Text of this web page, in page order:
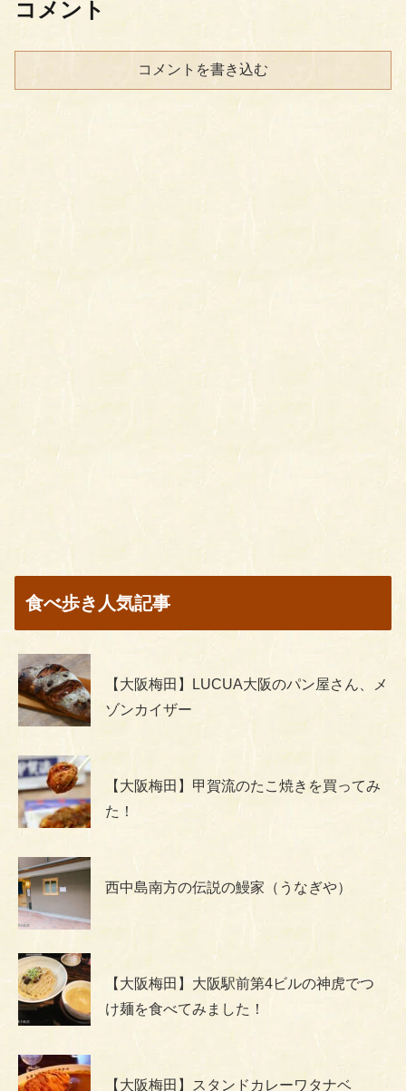
コメント
コメントを書き込む
食べ歩き人気記事
【大阪梅田】LUCUA大阪のパン屋さん、メ
ゾンカイザー
【大阪梅田】甲賀流のたこ焼きを買ってみ
た！
西中島南方の伝説の鰻家（うなぎや）
【大阪梅田】大阪駅前第4ビルの神虎でつ
け麺を食べてみました！
【大阪梅田】スタンドカレーワタナベ